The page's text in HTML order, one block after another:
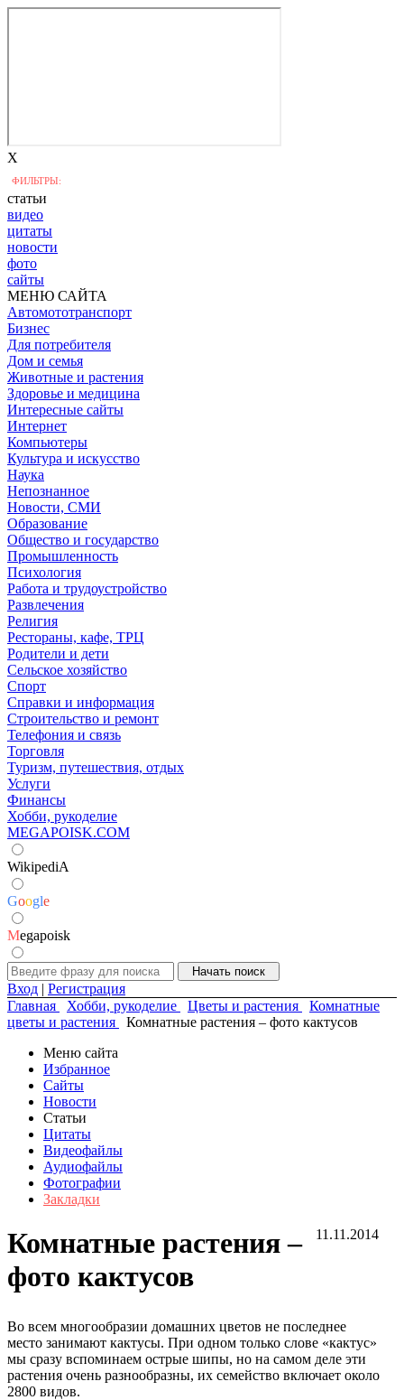
X
ФИЛЬТРЫ:
статьи
видео
цитаты
новости
фото
сайты
МЕНЮ САЙТА
Автомототранспорт
Бизнес
Для потребителя
Дом и семья
Животные и растения
Здоровье и медицина
Интересные сайты
Интернет
Компьютеры
Культура и искусство
Наука
Непознанное
Новости, СМИ
Образование
Общество и государство
Промышленность
Психология
Работа и трудоустройство
Развлечения
Религия
Рестораны, кафе, ТРЦ
Родители и дети
Сельское хозяйство
Спорт
Справки и информация
Строительство и ремонт
Телефония и связь
Торговля
Туризм, путешествия, отдых
Услуги
Финансы
Хобби, рукоделие
MEGAPOISK.COM
WikipediA
Google
Megapoisk
Вход | Регистрация
Главная
Хобби, рукоделие Цветы и растения
Комнатные
цветы и растения
Комнатные растения – фото кактусов
Меню сайта
Избранное
Сайты
Новости
Статьи
Цитаты
Видеофайлы
Аудиофайлы
Фотографии
Закладки
11.11.2014
Комнатные растения –
фото кактусов
Во всем многообразии домашних цветов не последнее
место занимают кактусы. При одном только слове «кактус»
мы сразу вспоминаем острые шипы, но на самом деле эти
растения очень разнообразны, их семейство включает около
2800 видов.